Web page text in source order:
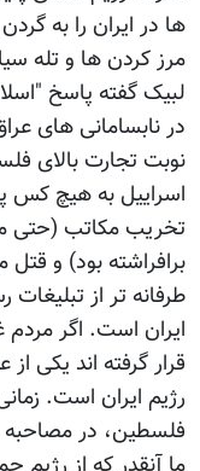
ها در ایران را به
مرز کردن ها و تله
لبیک گفته پاسخ
در نابسامانی های
نوبت تجارت بالای
اسراییل به هیچ کس
تخریب مکاتب (حتی
برافراشته بود) و قتل
طرفانه تر از
ایران است. اگر
قرار گرفته اند یکی
رژیم ایران است.
فلسطین، در مصاحبه